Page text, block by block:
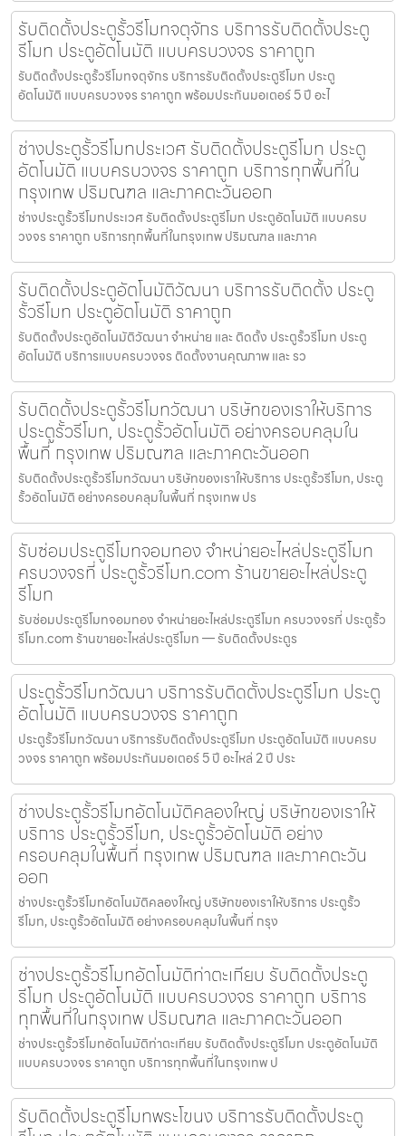
รับติดตั้งประตูรั้วรีโมทจตุจักร บริการรับติดตั้งประตู
รีโมท ประตูอัตโนมัติ แบบครบวงจร ราคาถูก
รับติดตั้งประตูรั้วรีโมทจตุจักร บริการรับติดตั้งประตูรีโมท ประตู
อัตโนมัติ แบบครบวงจร ราคาถูก พร้อมประกันมอเตอร์ 5 ปี อะไ
ช่างประตูรั้วรีโมทประเวศ รับติดตั้งประตูรีโมท ประตู
อัตโนมัติ แบบครบวงจร ราคาถูก บริการทุกพื้นที่ใน
กรุงเทพ ปริมณฑล และภาคตะวันออก
ช่างประตูรั้วรีโมทประเวศ รับติดตั้งประตูรีโมท ประตูอัตโนมัติ แบบครบ
วงจร ราคาถูก บริการทุกพื้นที่ในกรุงเทพ ปริมณฑล และภาค
รับติดตั้งประตูอัตโนมัติวัฒนา บริการรับติดตั้ง ประตู
รั้วรีโมท ประตูอัตโนมัติ ราคาถูก
รับติดตั้งประตูอัตโนมัติวัฒนา จำหน่าย และ ติดตั้ง ประตูรั้วรีโมท ประตู
อัตโนมัติ บริการแบบครบวงจร ติดตั้งงานคุณภาพ และ รว
รับติดตั้งประตูรั้วรีโมทวัฒนา บริษัทของเราให้บริการ
ประตูรั้วรีโมท, ประตูรั้วอัตโนมัติ อย่างครอบคลุมใน
พื้นที่ กรุงเทพ ปริมณฑล และภาคตะวันออก
รับติดตั้งประตูรั้วรีโมทวัฒนา บริษัทของเราให้บริการ ประตูรั้วรีโมท, ประตู
รั้วอัตโนมัติ อย่างครอบคลุมในพื้นที่ กรุงเทพ ปร
รับซ่อมประตูรีโมทจอมทอง จำหน่ายอะไหล่ประตูรีโมท
ครบวงจรที่ ประตูรั้วรีโมท.com ร้านขายอะไหล่ประตู
รีโมท
รับซ่อมประตูรีโมทจอมทอง จำหน่ายอะไหล่ประตูรีโมท ครบวงจรที่ ประตูรั้ว
รีโมท.com ร้านขายอะไหล่ประตูรีโมท — รับติดตั้งประตูร
ประตูรั้วรีโมทวัฒนา บริการรับติดตั้งประตูรีโมท ประตู
อัตโนมัติ แบบครบวงจร ราคาถูก
ประตูรั้วรีโมทวัฒนา บริการรับติดตั้งประตูรีโมท ประตูอัตโนมัติ แบบครบ
วงจร ราคาถูก พร้อมประกันมอเตอร์ 5 ปี อะไหล่ 2 ปี ประ
ช่างประตูรั้วรีโมทอัตโนมัติคลองใหญ่ บริษัทของเราให้
บริการ ประตูรั้วรีโมท, ประตูรั้วอัตโนมัติ อย่าง
ครอบคลุมในพื้นที่ กรุงเทพ ปริมณฑล และภาคตะวัน
ออก
ช่างประตูรั้วรีโมทอัตโนมัติคลองใหญ่ บริษัทของเราให้บริการ ประตูรั้ว
รีโมท, ประตูรั้วอัตโนมัติ อย่างครอบคลุมในพื้นที่ กรุง
ช่างประตูรั้วรีโมทอัตโนมัติท่าตะเกียบ รับติดตั้งประตู
รีโมท ประตูอัตโนมัติ แบบครบวงจร ราคาถูก บริการ
ทุกพื้นที่ในกรุงเทพ ปริมณฑล และภาคตะวันออก
ช่างประตูรั้วรีโมทอัตโนมัติท่าตะเกียบ รับติดตั้งประตูรีโมท ประตูอัตโนมัติ
แบบครบวงจร ราคาถูก บริการทุกพื้นที่ในกรุงเทพ ป
รับติดตั้งประตูรีโมทพระโขนง บริการรับติดตั้งประตู